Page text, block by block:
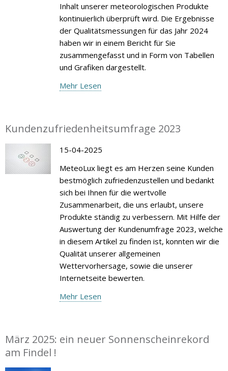
Inhalt unserer meteorologischen Produkte
kontinuierlich überprüft wird. Die Ergebnisse
der Qualitätsmessungen für das Jahr 2024
haben wir in einem Bericht für Sie
zusammengefasst und in Form von Tabellen
und Grafiken dargestellt.
Mehr Lesen
Kundenzufriedenheitsumfrage 2023
15-04-2025
MeteoLux liegt es am Herzen seine Kunden
bestmöglich zufriedenzustellen und bedankt
sich bei Ihnen für die wertvolle
Zusammenarbeit, die uns erlaubt, unsere
Produkte ständig zu verbessern. Mit Hilfe der
Auswertung der Kundenumfrage 2023, welche
in diesem Artikel zu finden ist, konnten wir die
Qualität unserer allgemeinen
Wettervorhersage, sowie die unserer
Internetseite bewerten.
Mehr Lesen
März 2025: ein neuer Sonnenscheinrekord
am Findel !